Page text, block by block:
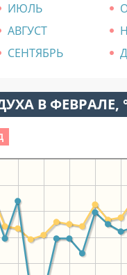
ИЮЛЬ
АВГУСТ
СЕНТЯБРЬ
В ФЕВРАЛЕ,